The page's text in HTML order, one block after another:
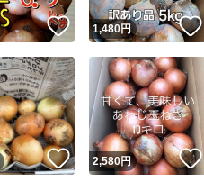
いいね！
1,480円
いいね！
2,580円